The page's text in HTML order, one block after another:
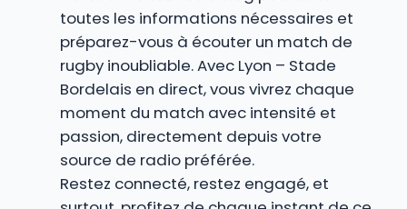
toutes les informations nécessaires et
préparez-vous à écouter un match de
rugby inoubliable. Avec Lyon – Stade
Bordelais en direct, vous vivrez chaque
moment du match avec intensité et
passion, directement depuis votre
source de radio préférée.
Restez connecté, restez engagé, et